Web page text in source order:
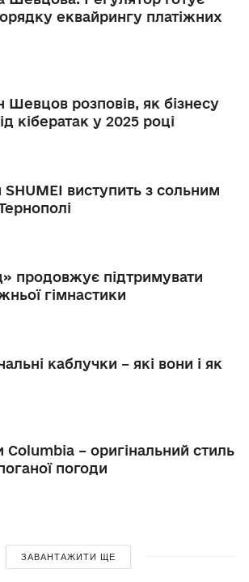
еквайрингу платіжних
Шевцов розповів, як бізнесу
кібератак у 2025 році
виступить з сольним
продовжує підтримувати
гімнастики
каблучки – які вони і як
Columbia – оригінальний стиль
погоди
ЗАВАНТАЖИТИ ЩЕ